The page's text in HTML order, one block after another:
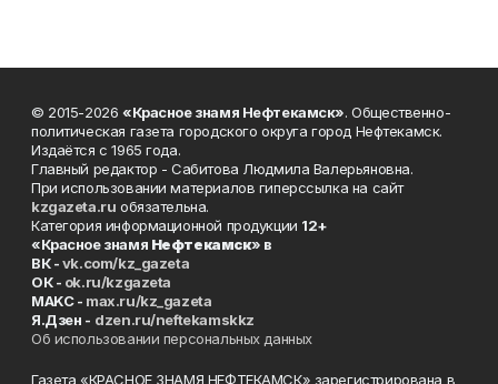
© 2015-2026 «Красное знамя Нефтекамск». Общественно-
политическая газета городского округа город Нефтекамск.
Издаётся с 1965 года.
Главный редактор - Сабитова Людмила Валерьяновна.
При использовании материалов гиперссылка на сайт
kzgazeta.ru обязательна.
Категория информационной продукции 12+
«Красное знамя Нефтекамск» в
ВК -vk.com/kz_gazeta
ОК - ok.ru/kzgazeta
MAKC - max.ru/kz_gazeta
Я.Дзен - dzen.ru/neftekamskkz
Об использовании персональных данных
Газета «КРАСНОЕ ЗНАМЯ НЕФТЕКАМСК» зарегистрирована в